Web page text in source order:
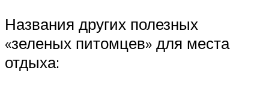
Названия других полезных
«зеленых питомцев» для места
отдыха: